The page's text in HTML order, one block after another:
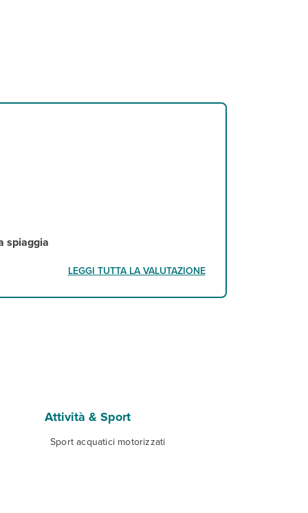
spiaggia
LEGGI TUTTA LA VALUTAZIONE
Attività & Sport
Sport acquatici motorizzati